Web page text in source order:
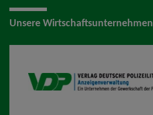
Unsere Wirtschaftsunternehmen
VDP AV